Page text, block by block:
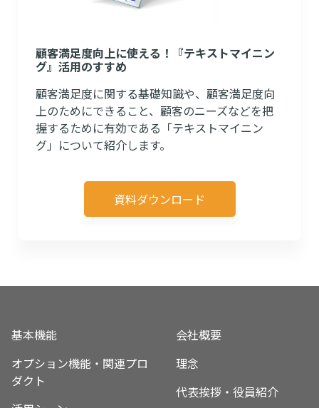
顧客満足度向上に使える！『テキストマイニン
グ』活用のすすめ
顧客満足度に関する基礎知識や、顧客満足度向
上のためにできること、顧客のニーズなどを把
握するために有効である「テキストマイニン
グ」について紹介します。
資料ダウンロード
基本機能
オプション機能・関連プロ
ダクト
会社概要
理念
代表挨拶・役員紹介